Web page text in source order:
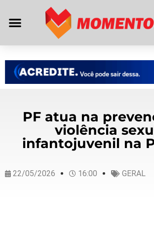
PF atua na
violência
infantojuvenil na
22/05/2026 16:00 GERAL